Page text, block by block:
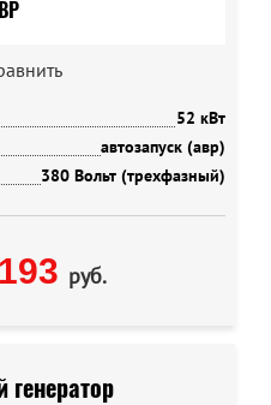
52 кВт
автозапуск (авр)
380 Вольт (трехфазный)
руб.